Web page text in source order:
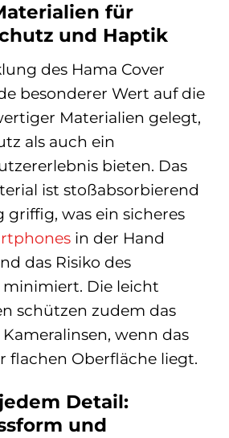
für
und Haptik
des Hama Cover
besonderer Wert auf die
Materialien gelegt,
als auch ein
bieten. Das
ist stoßabsorbierend
was ein sicheres
in der Hand
das Risiko des
Die leicht
schützen zudem das
wenn das
flachen Oberfläche liegt.
Detail:
und